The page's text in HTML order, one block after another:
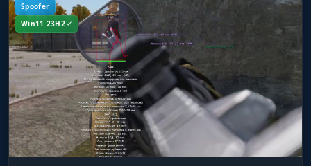
Spoofer
Win11 23H2